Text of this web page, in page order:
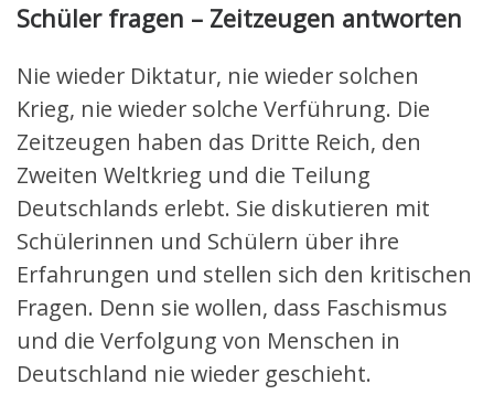
Schüler fragen – Zeitzeugen antworten
Nie wieder Diktatur, nie wieder solchen
Krieg, nie wieder solche Verführung. Die
Zeitzeugen haben das Dritte Reich, den
Zweiten Weltkrieg und die Teilung
Deutschlands erlebt. Sie diskutieren mit
Schülerinnen und Schülern über ihre
Erfahrungen und stellen sich den kritischen
Fragen. Denn sie wollen, dass Faschismus
und die Verfolgung von Menschen in
Deutschland nie wieder geschieht.